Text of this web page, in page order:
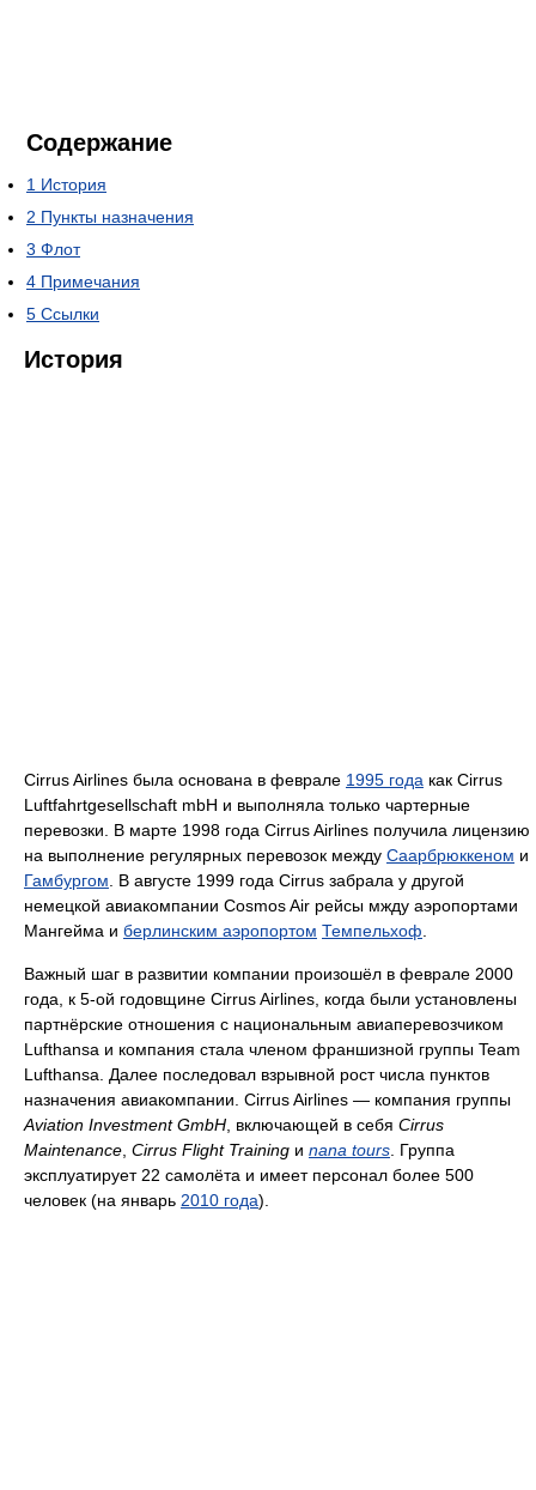
Содержание
1 История
2 Пункты назначения
3 Флот
4 Примечания
5 Ссылки
История
Cirrus Airlines была основана в феврале 1995 года как Cirrus
Luftfahrtgesellschaft mbH и выполняла только чартерные
перевозки. В марте 1998 года Cirrus Airlines получила лицензию
на выполнение регулярных перевозок между Саарбрюккеном и
Гамбургом . В августе 1999 года Cirrus забрала у другой
немецкой авиакомпании Cosmos Air рейсы мжду аэропортами
Мангейма и берлинским аэропортом Темпельхоф
Важный шаг в развитии компании произошёл в феврале 2000
года, к 5-ой годовщине Cirrus Airlines, когда были установлены
партнёрские отношения с национальным авиаперевозчиком
Lufthansa и компания стала членом франшизной группы Team
Lufthansa. Далее последовал взрывной рост числа пунктов
назначения авиакомпании. Cirrus Airlines — компания группы
Aviation Investment GmbH , включающей в себя Cirrus
Maintenance Cirrus Flight Training и nana tours . Группа
эксплуатирует 22 самолёта и имеет персонал более 500
человек (на январь 2010 года).